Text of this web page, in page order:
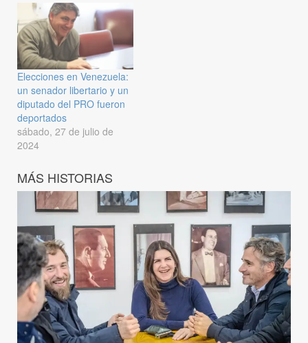
Elecciones en Venezuela:
un senador libertario y un
diputado del PRO fueron
deportados
sábado, 27 de julio de
2024
MÁS HISTORIAS